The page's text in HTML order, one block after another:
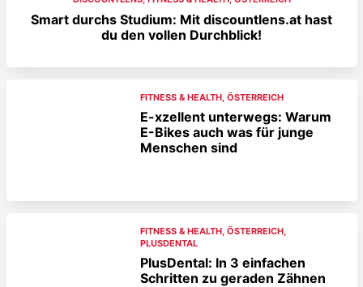
Smart durchs Studium: Mit discountlens.at hast
du den vollen Durchblick!
FITNESS & HEALTH, ÖSTERREICH
E-xzellent unterwegs: Warum
E-Bikes auch was für junge
Menschen sind
FITNESS & HEALTH, ÖSTERREICH,
PLUSDENTAL
PlusDental: In 3 einfachen
Schritten zu geraden Zähnen